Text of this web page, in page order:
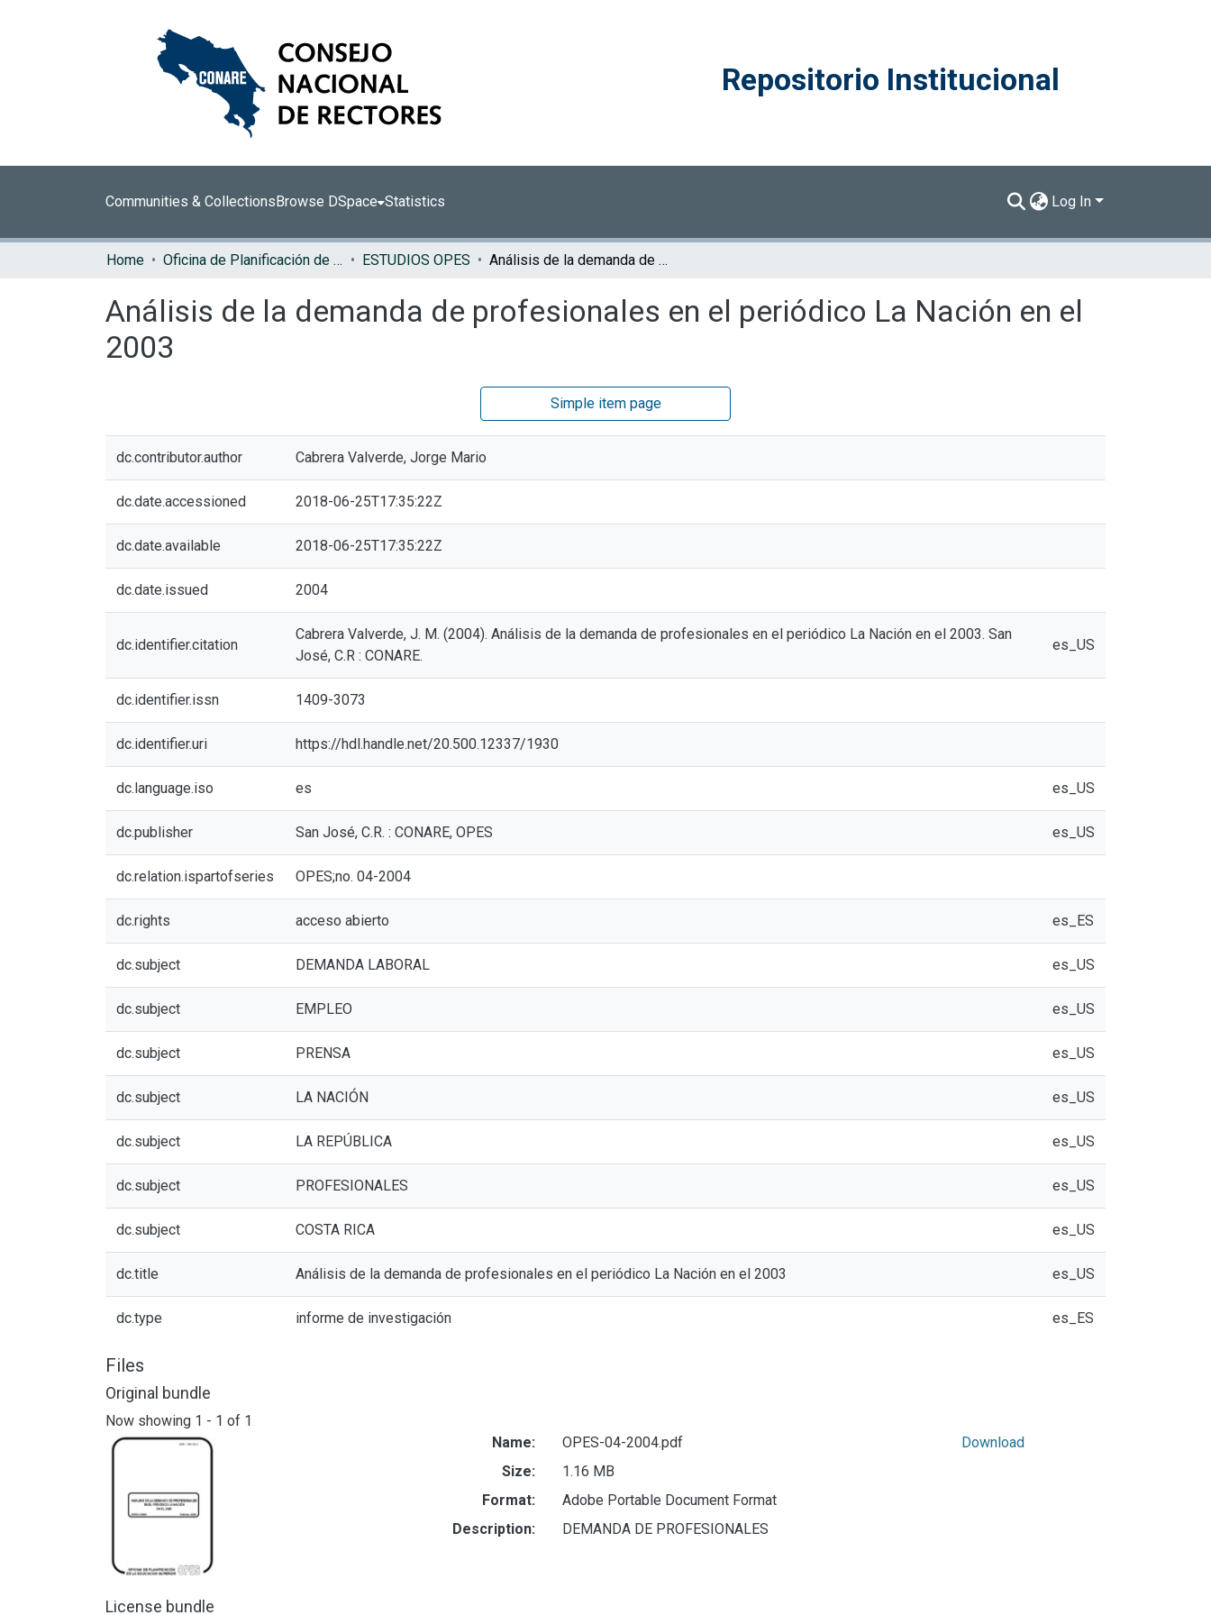
Repositorio Institucional
Communities & CollectionsBrowse DSpace Statistics Log In
Home Oficina de Planificación de la Educación Superior (OPES) ESTUDIOS OPES Análisis de la demanda de profesionales en el periódico La Nación en el 2003
Análisis de la demanda de profesionales en el periódico La Nación en el
2003
Simple item page
dc.contributor.author Cabrera Valverde, Jorge Mario
dc.date.accessioned 2018-06-25T17:35:22Z
dc.date.available 2018-06-25T17:35:22Z
dc.date.issued 2004
dc.identifier.citation
Cabrera Valverde, J. M. (2004). Análisis de la demanda de profesionales en el periódico La Nación en el 2003. San
José, C.R : CONARE.
es_US
dc.identifier.issn 1409-3073
dc.identifier.uri https://hdl.handle.net/20.500.12337/1930
dc.language.iso es es_US
dc.publisher San José, C.R. : CONARE, OPES es_US
dc.relation.ispartofseries OPES;no. 04-2004
dc.rights acceso abierto es_ES
dc.subject DEMANDA LABORAL es_US
dc.subject EMPLEO es_US
dc.subject PRENSA es_US
dc.subject LA NACIÓN es_US
dc.subject LA REPÚBLICA es_US
dc.subject PROFESIONALES es_US
dc.subject COSTA RICA es_US
dc.title Análisis de la demanda de profesionales en el periódico La Nación en el 2003 es_US
dc.type informe de investigación es_ES
Files
Original bundle
Now showing 1 - 1 of 1
Name:
OPES-04-2004.pdf
Size:
1.16 MB
Format:
Adobe Portable Document Format
Description:
DEMANDA DE PROFESIONALES
Download
License bundle